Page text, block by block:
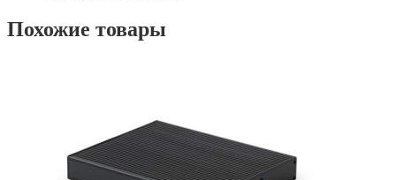
Похожие товары